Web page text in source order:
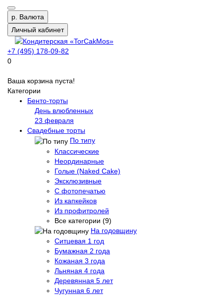
р. Валюта
Личный кабинет
+7 (495) 178-09-82
0
Ваша корзина пуста!
Категории
Бенто-торты
День влюбленных
23 февраля
Свадебные торты
По типу
Классические
Неординарные
Голые (Naked Cake)
Эксклюзивные
С фотопечатью
Из капкейков
Из профитролей
Все категории (9)
На годовщину
Ситцевая 1 год
Бумажная 2 года
Кожаная 3 года
Льняная 4 года
Деревянная 5 лет
Чугунная 6 лет